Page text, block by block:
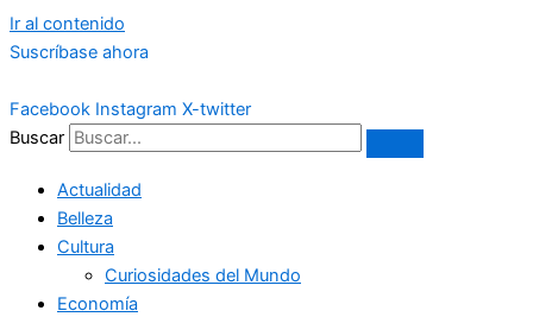
Ir al contenido
Suscríbase ahora
Facebook Instagram X-twitter
Buscar
Actualidad
Belleza
Cultura
Curiosidades del Mundo
Economía